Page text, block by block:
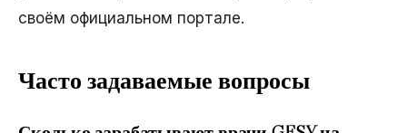
своём официальном портале.
Часто задаваемые вопросы